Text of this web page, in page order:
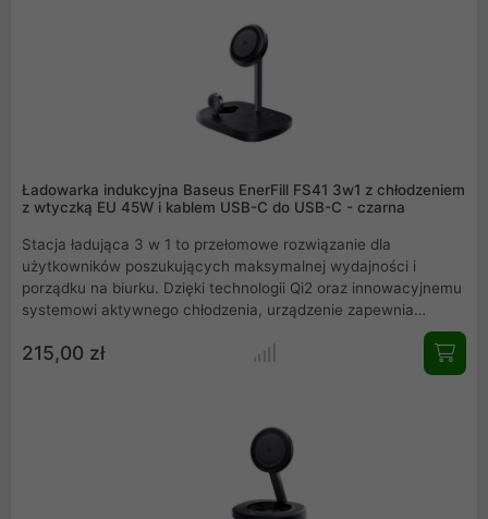
Ładowarka indukcyjna Baseus EnerFill FS41 3w1 z chłodzeniem
z wtyczką EU 45W i kablem USB-C do USB-C - czarna
Stacja ładująca 3 w 1 to przełomowe rozwiązanie dla
użytkowników poszukujących maksymalnej wydajności i
porządku na biurku. Dzięki technologii Qi2 oraz innowacyjnemu
systemowi aktywnego chłodzenia, urządzenie zapewnia
Magnetyczny uchwyt z regulacją kąta nachylenia pozwala na
215,00 zł